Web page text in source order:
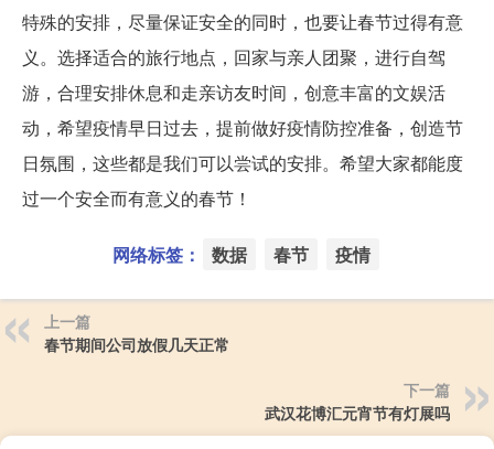
特殊的安排，尽量保证安全的同时，也要让春节过得有意
义。选择适合的旅行地点，回家与亲人团聚，进行自驾
游，合理安排休息和走亲访友时间，创意丰富的文娱活
动，希望疫情早日过去，提前做好疫情防控准备，创造节
日氛围，这些都是我们可以尝试的安排。希望大家都能度
过一个安全而有意义的春节！
网络标签： 数据 春节 疫情
上一篇
春节期间公司放假几天正常
下一篇
武汉花博汇元宵节有灯展吗